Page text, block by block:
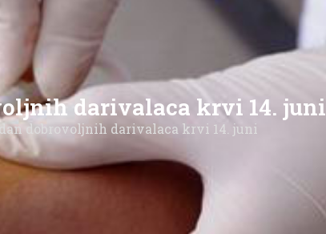
darivalaca krvi 14. juni
dobrovoljnih darivalaca krvi 14. juni